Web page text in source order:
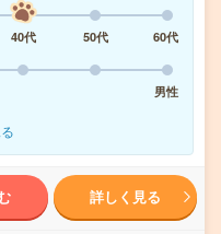
40代 50代
60代
男性
詳しく見る